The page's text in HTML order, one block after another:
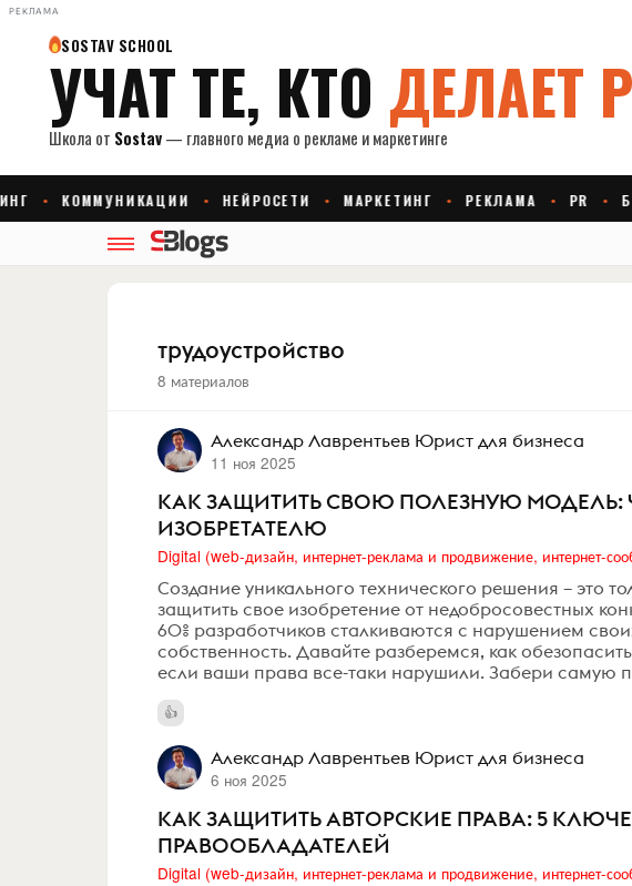
РЕКЛАМА
трудоустройство
8 материалов
Александр Лаврентьев Юрист для бизнеса
11 ноя 2025
КАК ЗАЩИТИТЬ СВОЮ ПОЛЕЗНУЮ МОДЕЛЬ:
ИЗОБРЕТАТЕЛЮ
Создание уникального технического решения – это
защитить свое изобретение от недобросовестных
60% разработчиков сталкиваются с нарушением
собственность. Давайте разберемся, как
если ваши права все-таки нарушили. Забери самую
Александр Лаврентьев Юрист для бизнеса
6 ноя 2025
КАК ЗАЩИТИТЬ АВТОРСКИЕ ПРАВА: 5
ПРАВООБЛАДАТЕЛЕЙ